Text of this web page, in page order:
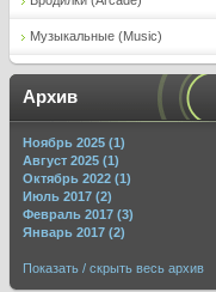
Музыкальные (Music)
Архив
Ноябрь 2025 (1)
Август 2025 (1)
Октябрь 2022 (1)
Июль 2017 (2)
Февраль 2017 (3)
Январь 2017 (2)
Показать / скрыть весь архив